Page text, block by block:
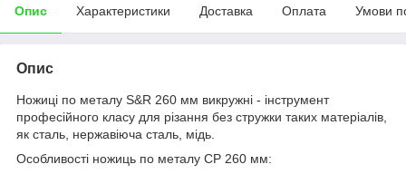
Опис Характеристики Доставка Оплата Умови
Опис
Ножиці по металу S&R 260 мм викружні - інструмент
професійного класу для різання без стружки таких матеріалів,
як сталь, нержавіюча сталь, мідь.
Особливості ножиць по металу СР 260 мм: